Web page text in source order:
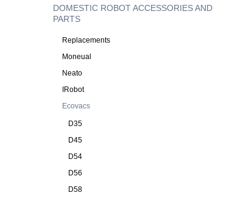
DOMESTIC ROBOT ACCESSORIES AND
PARTS
Replacements
Moneual
Neato
IRobot
Ecovacs
D35
D45
D54
D56
D58